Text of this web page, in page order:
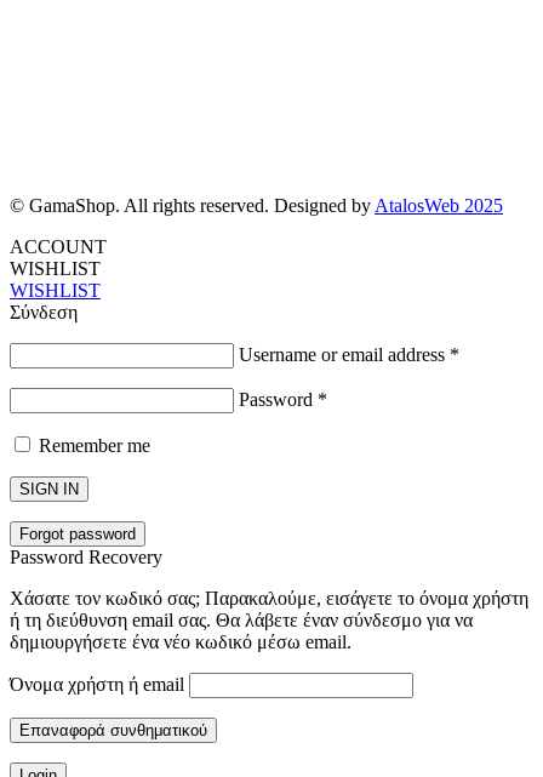
© GamaShop. All rights reserved. Designed by AtalosWeb 2025
ACCOUNT
WISHLIST
WISHLIST
Σύνδεση
Username or email address *
Password *
Remember me
SIGN IN
Forgot password
Password Recovery
Χάσατε τον κωδικό σας; Παρακαλούμε, εισάγετε το όνομα χρήστη
ή τη διεύθυνση email σας. Θα λάβετε έναν σύνδεσμο για να
δημιουργήσετε ένα νέο κωδικό μέσω email.
Όνομα χρήστη ή email
Επαναφορά συνθηματικού